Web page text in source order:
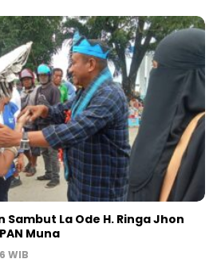
La Ode H. Ringa Jhon
Muna
WIB